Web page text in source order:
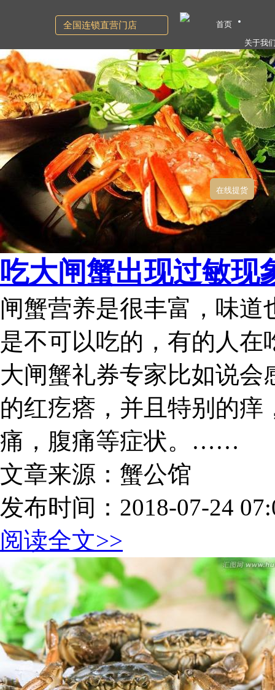
吃大闸蟹出现过敏现
闸蟹营养是很丰富，味
是不可以吃的，有的人
大闸蟹礼券专家比如说
的红疙瘩，并且特别的
痛，腹痛等症状。……
文章来源：蟹公馆
发布时间：2018-07-24
阅读全文>>
全国连锁直营门店
首页
关于我
在线提货